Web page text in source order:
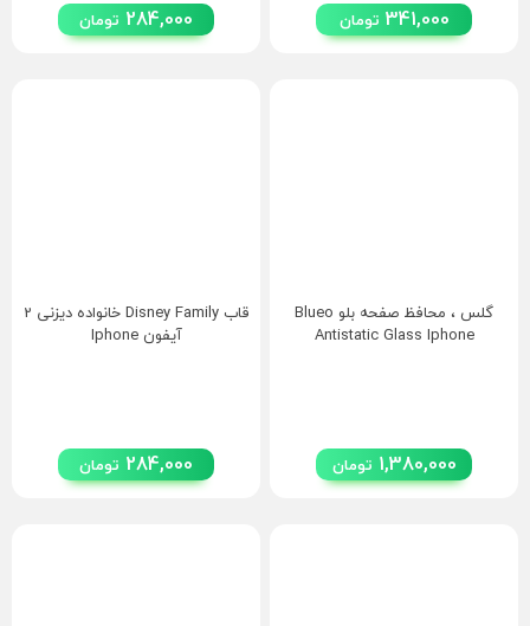
341,000 تومان 284,000 تومان
گلس ، محافظ صفحه بلو Blueo
Antistatic Glass Iphone
1,380,000 تومان
قاب Disney Family خانواده دیزنی 2
آیفون Iphone
284,000 تومان